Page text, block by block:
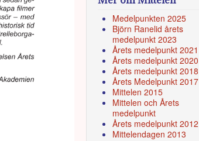
Medelpunkten 2025
Björn Ranelid årets
medelpunkt 2023
Årets medelpunkt 2021
Årets medelpunkt 2020
Årets medelpunkt 2018
Årets Medelpunkt 2017
Mittelen 2015
Mittelen och Årets
medelpunkt
Årets medelpunkt 2012
Mittelendagen 2013